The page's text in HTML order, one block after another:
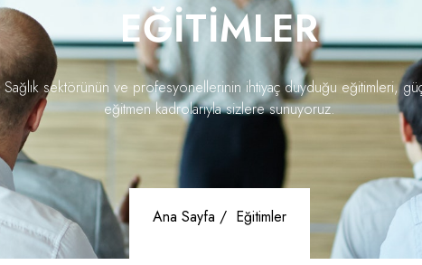
EĞITIMLER
Sağlık sektörünün ve profesyonellerinin ihtiyaç duyduğu eğitimleri,
eğitmen kadrolarıyla sizlere sunuyoruz.
Ana Sayfa / Eğitimler